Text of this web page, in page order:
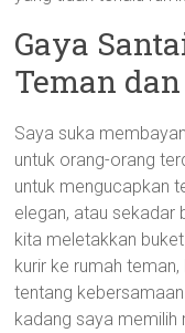
Gaya
Teman
Saya suka
untuk orang-orang
untuk mengucapkan
elegan, atau sekadar
kita meletakkan
kurir ke rumah
tentang
kadang saya memilih